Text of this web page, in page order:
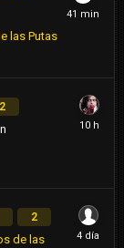
las Putas
2
2
de las